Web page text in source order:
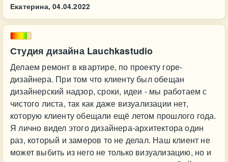
Екатерина, 04.04.2022
Студия дизайна Lauchkastudio
Делаем ремонт в квартире, по проекту горе-
дизайнера. При том что клиенту был обещан
дизайнерский надзор, сроки, идеи - мы работаем с
чистого листа, так как даже визуализации нет,
которую клиенту обещали ещё летом прошлого года.
Я лично видел этого дизайнера-архитектора один
раз, который и замеров то не делал. Наш клиент не
может выбить из него не только визуализацию, но и